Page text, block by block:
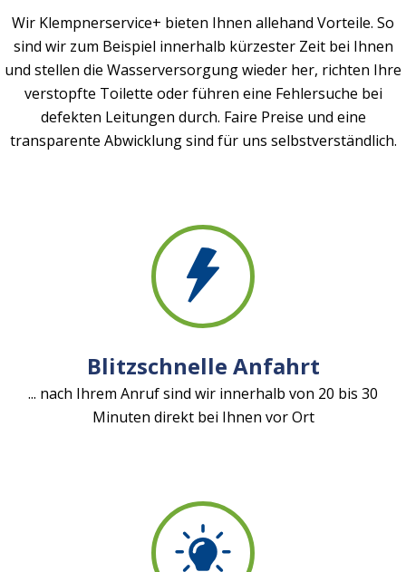
Wir Klempnerservice+ bieten Ihnen allehand Vorteile. So
sind wir zum Beispiel innerhalb kürzester Zeit bei Ihnen
und stellen die Wasserversorgung wieder her, richten Ihre
verstopfte Toilette oder führen eine Fehlersuche bei
defekten Leitungen durch. Faire Preise und eine
transparente Abwicklung sind für uns selbstverständlich.
Blitzschnelle Anfahrt
... nach Ihrem Anruf sind wir innerhalb von 20 bis 30
Minuten direkt bei Ihnen vor Ort